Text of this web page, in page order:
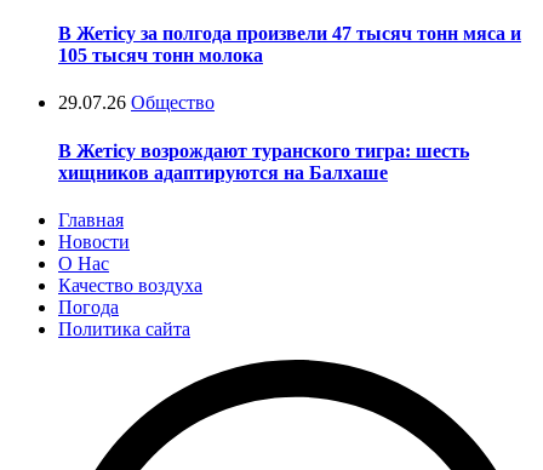
В Жетісу за полгода произвели 47 тысяч тонн мяса и
105 тысяч тонн молока
29.07.26 Общество
В Жетісу возрождают туранского тигра: шесть
хищников адаптируются на Балхаше
Главная
Новости
О Нас
Качество воздуха
Погода
Политика сайта